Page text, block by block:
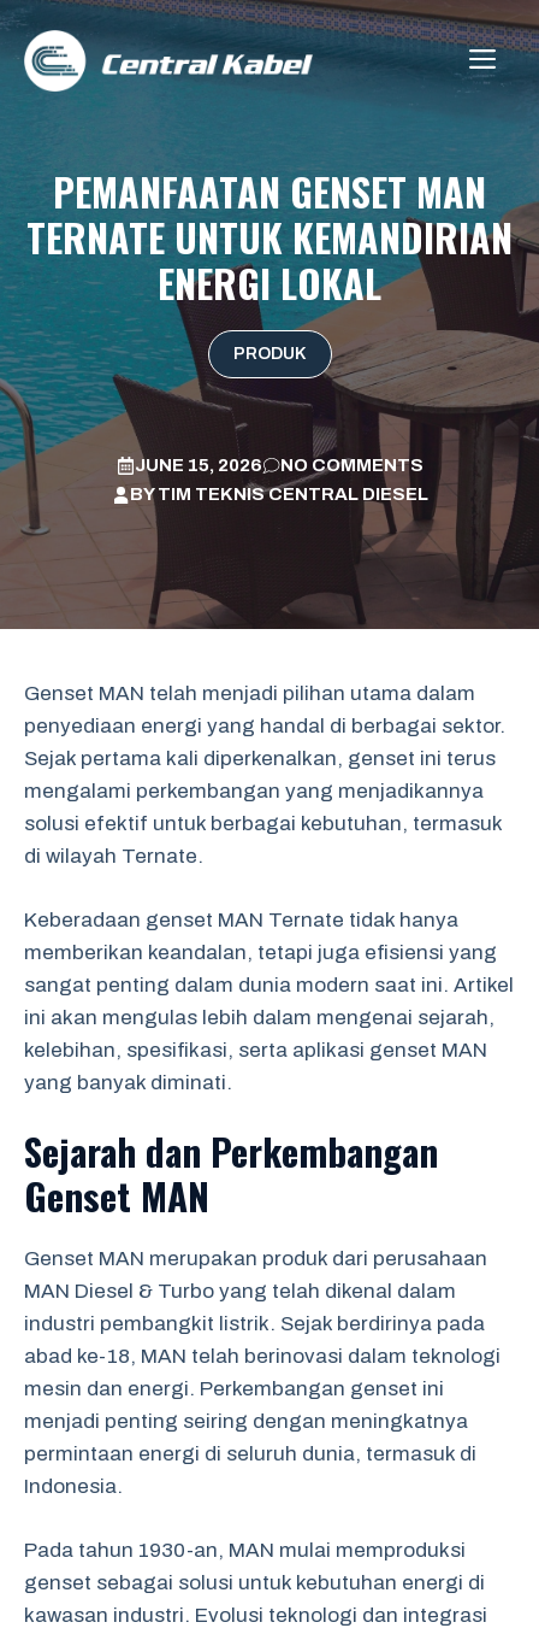
Skip
content
PEMANFAATAN GENSET MAN
TERNATE UNTUK KEMANDIRIAN
ENERGI LOKAL
PRODUK
JUNE 15, 2026
NO COMMENTS
BYTIM TEKNIS CENTRAL DIESEL
Genset MAN telah menjadi pilihan utama dalam
penyediaan energi yang handal di berbagai sektor.
Sejak pertama kali diperkenalkan, genset ini terus
mengalami perkembangan yang menjadikannya
solusi efektif untuk berbagai kebutuhan, termasuk
di wilayah Ternate.
Keberadaan genset MAN Ternate tidak hanya
memberikan keandalan, tetapi juga efisiensi yang
sangat penting dalam dunia modern saat ini. Artikel
ini akan mengulas lebih dalam mengenai sejarah,
kelebihan, spesifikasi, serta aplikasi genset MAN
yang banyak diminati.
Sejarah dan Perkembangan
Genset MAN
Genset MAN merupakan produk dari perusahaan
MAN Diesel & Turbo yang telah dikenal dalam
industri pembangkit listrik. Sejak berdirinya pada
abad ke-18, MAN telah berinovasi dalam teknologi
mesin dan energi. Perkembangan genset ini
menjadi penting seiring dengan meningkatnya
permintaan energi di seluruh dunia, termasuk di
Indonesia.
Pada tahun 1930-an, MAN mulai memproduksi
genset sebagai solusi untuk kebutuhan energi di
kawasan industri. Evolusi teknologi dan integrasi